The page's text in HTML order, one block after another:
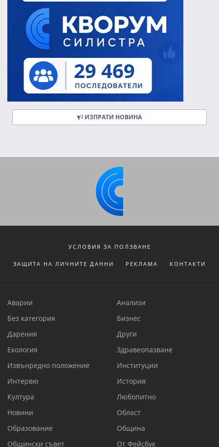
ИЗПРАТИ НОВИНА
УСЛОВИЯ ЗА ПОЛЗВАНЕ
ЗАЩИТА НА ЛИЧНИТЕ ДАННИ РЕКЛАМА КОНТАКТИ
Аварии
Анализи
Без категория
Бизнес
Дарения
Други
Екология
Здравеопазване
Извънредно положение
Институции
Интервю
История
Култура
Любопитно
Новини
Област
Образование
Община
Общински съвет
От Фейсбук